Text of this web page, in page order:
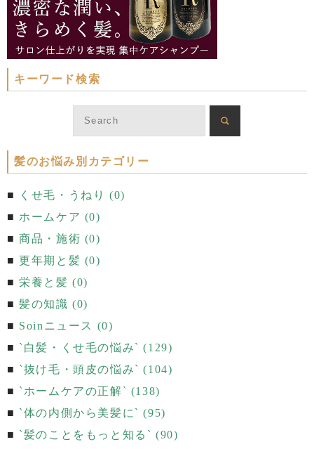
キーワード検索
髪のお悩み別カテゴリー
くせ毛・うねり (0)
ホームケア (0)
商品・施術 (0)
更年期と髪 (0)
栄養と髪 (0)
髪の知識 (0)
Soinニュース (0)
`白髪・くせ毛の悩み` (129)
`抜け毛・頭皮の悩み` (104)
`ホームケアの正解` (138)
`体の内側から美髪に` (95)
`髪のことをもっと知る` (90)